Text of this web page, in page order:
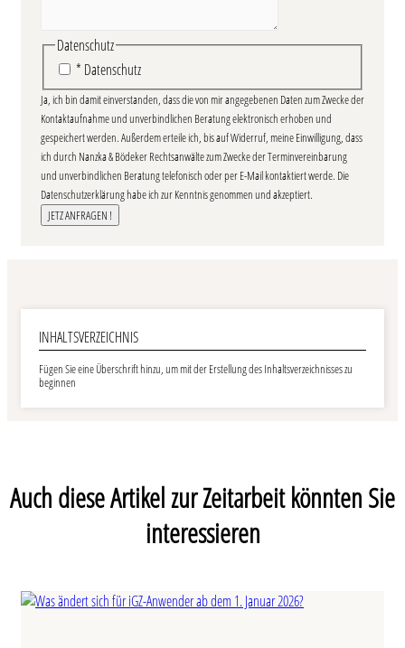
Datenschutz
* Datenschutz
Ja, ich bin damit einverstanden, dass die von mir angegebenen Daten zum Zwecke der
Kontaktaufnahme und unverbindlichen Beratung elektronisch erhoben und
gespeichert werden. Außerdem erteile ich, bis auf Widerruf, meine Einwilligung, dass
ich durch Nanzka & Bödeker Rechtsanwälte zum Zwecke der Terminvereinbarung
und unverbindlichen Beratung telefonisch oder per E-Mail kontaktiert werde. Die
Datenschutzerklärung habe ich zur Kenntnis genommen und akzeptiert.
INHALTSVERZEICHNIS
Fügen Sie eine Überschrift hinzu, um mit der Erstellung des Inhaltsverzeichnisses zu
beginnen
Auch diese Artikel zur Zeitarbeit könnten Sie
interessieren